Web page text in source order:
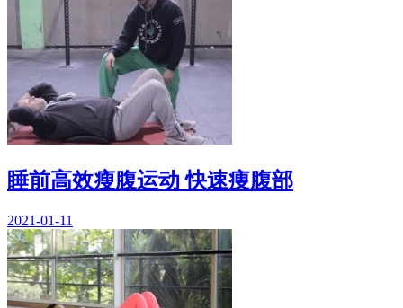
睡前高效瘦腹运动 快速痩腹部
2021-01-11